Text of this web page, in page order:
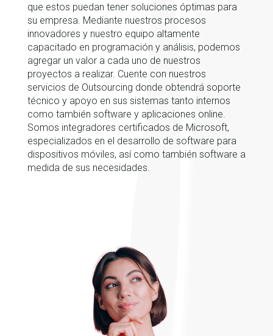
que estos puedan tener soluciones óptimas para
su empresa. Mediante nuestros procesos
innovadores y nuestro equipo altamente
capacitado en programación y análisis, podemos
agregar un valor a cada uno de nuestros
proyectos a realizar. Cuente con nuestros
servicios de Outsourcing donde obtendrá soporte
técnico y apoyo en sus sistemas tanto internos
como también software y aplicaciones online.
Somos integradores certificados de Microsoft,
especializados en el desarrollo de software para
dispositivos móviles, así como también software a
medida de sus necesidades.